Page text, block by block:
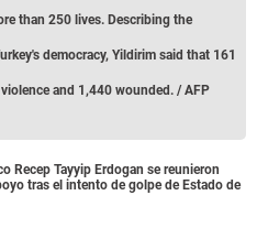
than 250 lives. Describing the
democracy, Yildirim said that 161
and 1,440 wounded. / AFP
Recep Tayyip Erdogan se reunieron
tras el intento de golpe de Estado de